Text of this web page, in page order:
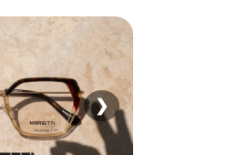
❯